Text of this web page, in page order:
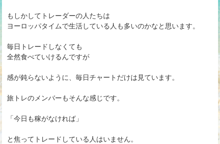
もしかしてトレーダーの人たちは
ヨーロッパタイムで生活している人も多いのかなと思います。
毎日トレードしなくても
全然食べていけるんですが
感が鈍らないように、毎日チャートだけは見ています。
旅トレのメンバーもそんな感じです。
「今日も稼がなければ」
と焦ってトレードしている人はいません。